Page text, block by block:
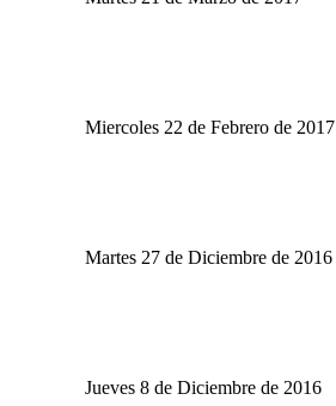
Miercoles 22 de Febrero de 2017
Martes 27 de Diciembre de 2016
Jueves 8 de Diciembre de 2016